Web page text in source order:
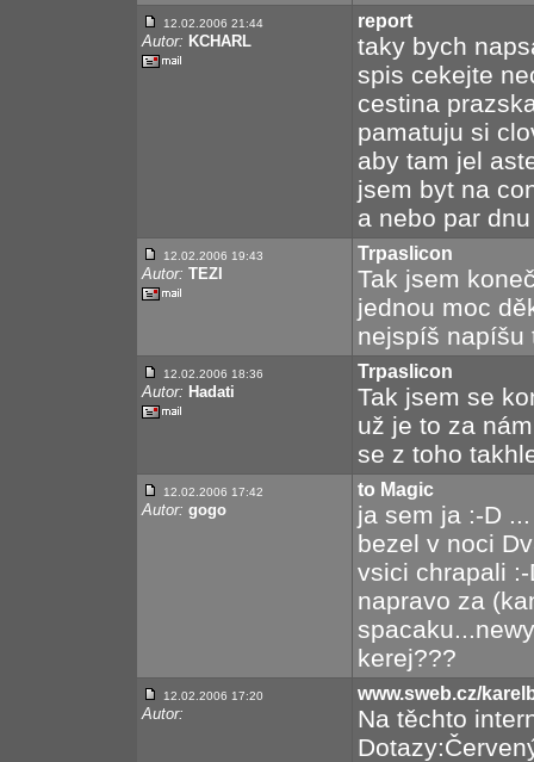
12.02.2006 21:44
Autor: KCHARL
report
taky bych
spis cekejte
cestina
pamatuju si
aby tam jel
jsem byt na
a nebo par dnu
12.02.2006 19:43
Autor: TEZI
Trpaslicon
Tak jsem
jednou moc
nejspíš napíšu
12.02.2006 18:36
Autor: Hadati
Trpaslicon
Tak jsem se
už je to za
se z toho
12.02.2006 17:42
Autor: gogo
to Magic
ja sem ja :-D
bezel v noci
vsici chrapali
napravo za
kerej???
12.02.2006 17:20
Autor:
www.sweb.cz/
Na těchto